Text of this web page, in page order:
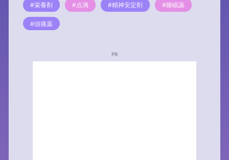
#栄養剤 #点滴 #精神安定剤 #睡眠薬
#頭痛薬